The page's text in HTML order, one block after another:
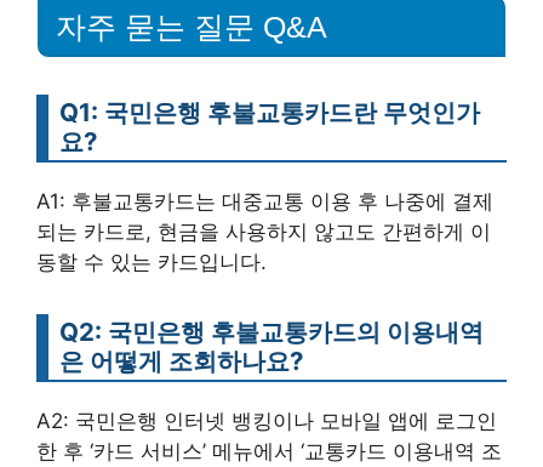
자주 묻는 질문 Q&A
Q1: 국민은행 후불교통카드란 무엇인가
요?
A1: 후불교통카드는 대중교통 이용 후 나중에 결제
되는 카드로, 현금을 사용하지 않고도 간편하게 이
동할 수 있는 카드입니다.
Q2: 국민은행 후불교통카드의 이용내역
은 어떻게 조회하나요?
A2: 국민은행 인터넷 뱅킹이나 모바일 앱에 로그인
한 후 ‘카드 서비스’ 메뉴에서 ‘교통카드 이용내역 조